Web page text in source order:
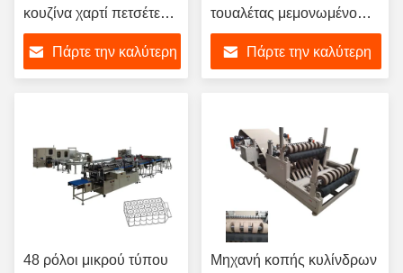
κουζίνα χαρτί πετσέτες
maxi ρολό κατασκευής
μηχανή γραμμή
παραγωγής με θερμική
Πάρτε την καλύτερη
τουαλέτας μεμονωμένο
ρολό κατασκευής μηχανής
Πάρτε την καλύτερη
48 ρόλοι μικρού τύπου
Μηχανή κοπής κυλίνδρων